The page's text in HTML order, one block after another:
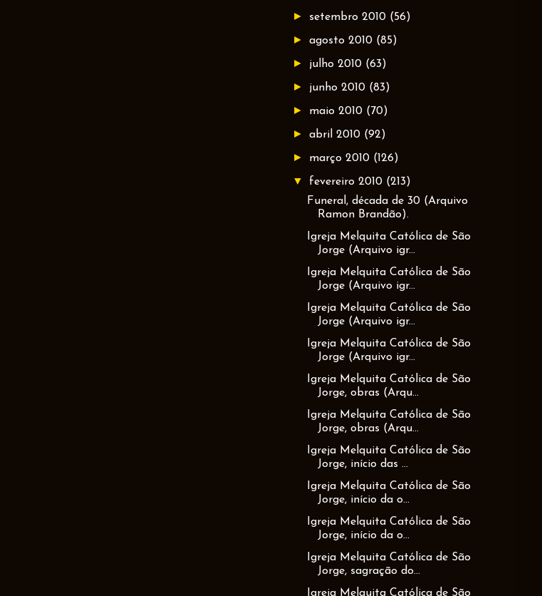
► setembro 2010 (56)
►agosto 2010 (85)
► julho 2010 (63)
► junho 2010 (83)
► maio 2010 (70)
►abril 2010 (92)
► março 2010 (126)
▼ fevereiro 2010 (213)
Funeral, década de 30 (Arquivo
Ramon Brandão).
Igreja Melquita Católica de São
Jorge (Arquivo igr...
Igreja Melquita Católica de São
Jorge (Arquivo igr...
Igreja Melquita Católica de São
Jorge (Arquivo igr...
Igreja Melquita Católica de São
Jorge (Arquivo igr...
Igreja Melquita Católica de São
Jorge, obras (Arqu...
Igreja Melquita Católica de São
Jorge, obras (Arqu...
Igreja Melquita Católica de São
Jorge, início das ...
Igreja Melquita Católica de São
Jorge, início da o...
Igreja Melquita Católica de São
Jorge, início da o...
Igreja Melquita Católica de São
Jorge, sagração do...
Igreja Melquita Católica de São